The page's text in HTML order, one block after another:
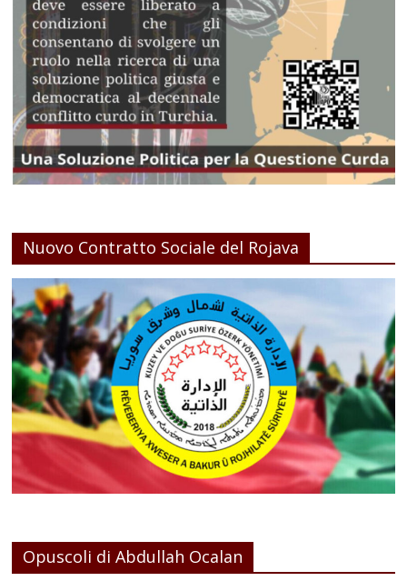
Nuovo Contratto Sociale del Rojava
Opuscoli di Abdullah Ocalan